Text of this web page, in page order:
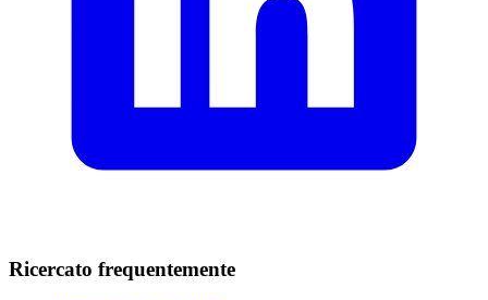
Ricercato frequentemente